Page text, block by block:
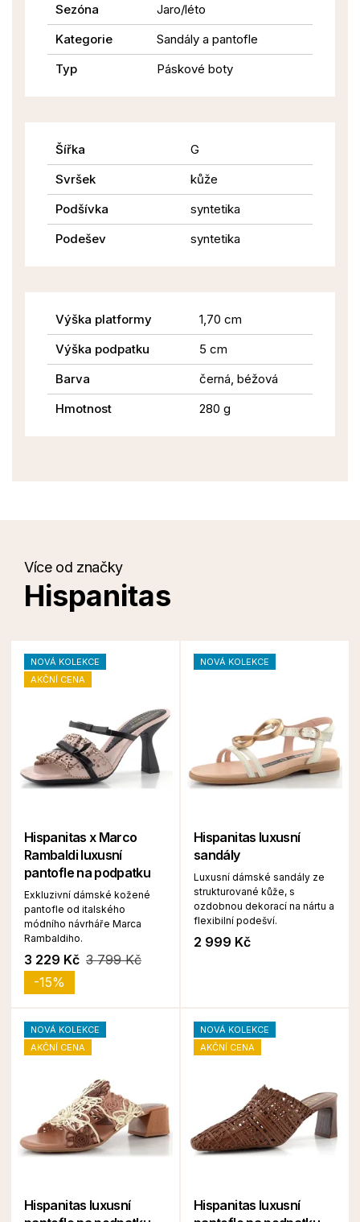
Sezóna
Jaro/léto
Kategorie
Sandály a pantofle
Typ
Páskové boty
Šířka
G
Svršek
kůže
Podšívka
syntetika
Podešev
syntetika
Výška platformy
1,70 cm
Výška podpatku
5 cm
Barva
černá, béžová
Hmotnost
280 g
Více od značky
Hispanitas
NOVÁ KOLEKCE
AKČNÍ CENA
Hispanitas x Marco
Rambaldi luxusní
pantofle na podpatku
Exkluzivní dámské kožené
pantofle od italského
módního návrháře Marca
Rambaldiho.
3 229 Kč 3 799 Kč
-15%
NOVÁ KOLEKCE
Hispanitas luxusní
sandály
Luxusní dámské sandály ze
strukturované kůže, s
ozdobnou dekorací na nártu a
flexibilní podešví.
2 999 Kč
NOVÁ KOLEKCE
AKČNÍ CENA
Hispanitas luxusní
NOVÁ KOLEKCE
AKČNÍ CENA
Hispanitas luxusní